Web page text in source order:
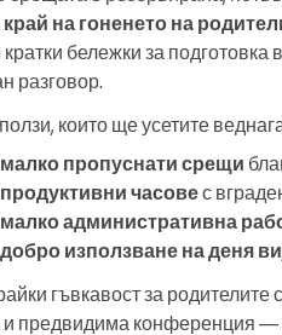
край на гоненето на
бележки за подготовка
разговор.
които ще усетите
пропуснати срещи
часовес
административна
използване на деня ви
гъвкавост за родителите
и предвидима конференция —